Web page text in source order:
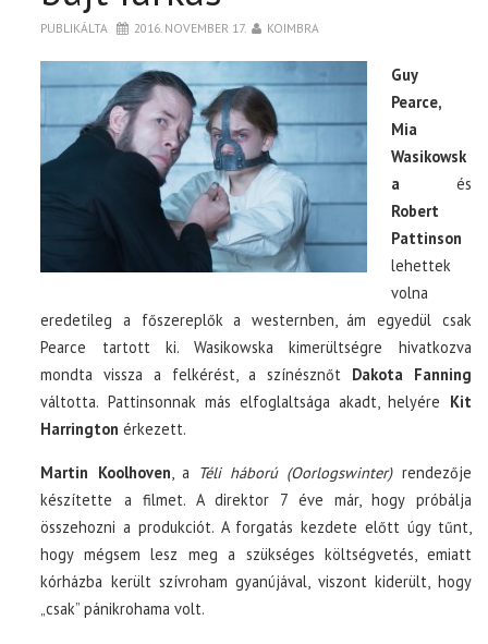
PUBLIKÁLTA 2016. NOVEMBER 17. KOIMBRA
Guy
Pearce,
Mia
Wasikowsk
a és
Robert
Pattinson
lehettek
volna
eredetileg a főszereplők a westernben, ám egyedül csak
Pearce tartott ki. Wasikowska kimerültségre hivatkozva
mondta vissza a felkérést, a színésznőt Dakota Fanning
váltotta. Pattinsonnak más elfoglaltsága akadt, helyére Kit
Harrington érkezett.
Martin Koolhoven, a Téli háború (Oorlogswinter)rendezője
készítette a filmet. A direktor 7 éve már, hogy próbálja
összehozni a produkciót. A forgatás kezdete előtt úgy tűnt,
hogy mégsem lesz meg a szükséges költségvetés, emiatt
kórházba került szívroham gyanújával, viszont kiderült, hogy
„csak” pánikrohama volt.